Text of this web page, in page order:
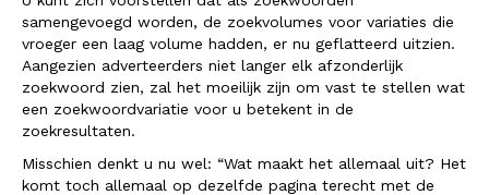
samengevoegd worden, de zoekvolumes voor variaties die
vroeger een laag volume hadden, er nu geflatteerd uitzien.
Aangezien adverteerders niet langer elk afzonderlijk
zoekwoord zien, zal het moeilijk zijn om vast te stellen wat
een zoekwoordvariatie voor u betekent in de
zoekresultaten.
Misschien denkt u nu wel: “Wat maakt het allemaal uit? Het
komt toch allemaal op dezelfde pagina terecht met de